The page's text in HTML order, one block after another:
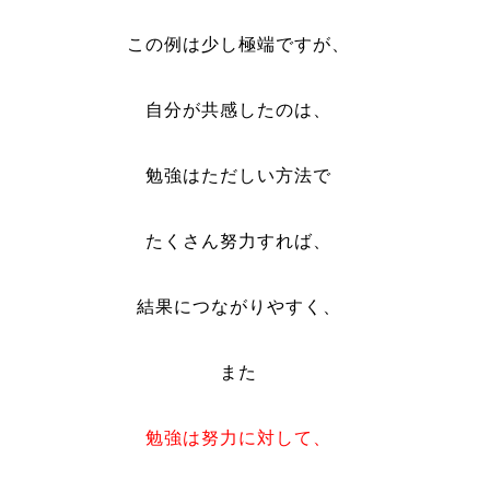
この例は少し極端ですが、
自分が共感したのは、
勉強はただしい方法で
たくさん努力すれば、
結果につながりやすく、
また
勉強は努力に対して、